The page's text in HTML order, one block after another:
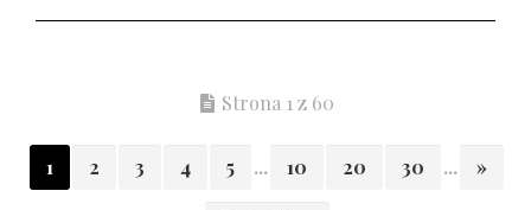
Strona 1 z 60
1 2 3 4 5 ... 10 20 30 ... »